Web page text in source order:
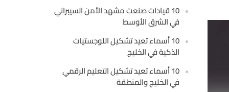
10 قيادات صنعت مشهد الأمن السيبراني
في الشرق الأوسط
10 أسماء تعيد تشكيل اللوجستيات
الذكية في الخليج
10 أسماء تعيد تشكيل التعليم الرقمي
في الخليج والمنطقة